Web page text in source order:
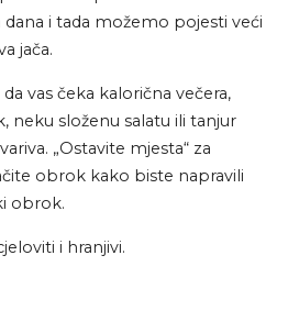
i tada možemo pojesti veći
jača.
vas čeka kalorična večera,
neku složenu salatu ili tanjur
„Ostavite mjesta“ za
obrok kako biste napravili
obrok.
i hranjivi.